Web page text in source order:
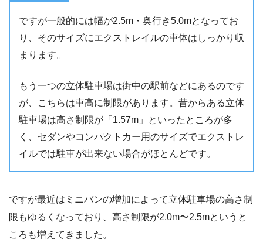
ですが一般的には幅が2.5m・奥行き5.0mとなってお
り、そのサイズにエクストレイルの車体はしっかり収
まります。
もう一つの立体駐車場は街中の駅前などにあるのです
が、こちらは車高に制限があります。昔からある立体
駐車場は高さ制限が「1.57m」といったところが多
く、セダンやコンパクトカー用のサイズでエクストレ
イルでは駐車が出来ない場合がほとんどです。
ですが最近はミニバンの増加によって立体駐車場の高さ制
限もゆるくなっており、高さ制限が2.0m〜2.5mというと
ころも増えてきました。